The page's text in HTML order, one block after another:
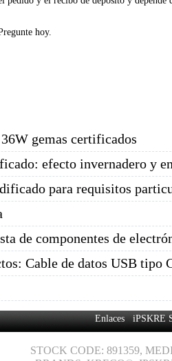
hoy.
gemas certificados
efecto invernadero y
para requisitos
de componentes de
Cable de datos USB tipo
EnlacesiPSKRE
STOCK CODE: 891359,